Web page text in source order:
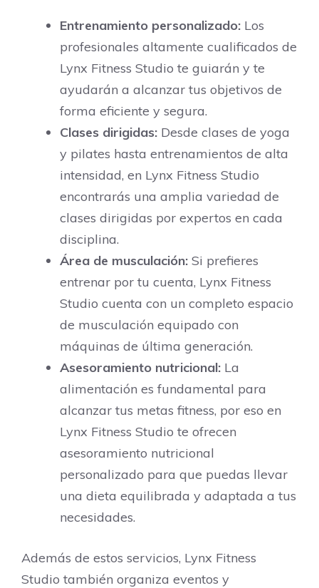
Entrenamiento personalizado: Los
profesionales altamente cualificados de
Lynx Fitness Studio te guiarán y te
ayudarán a alcanzar tus objetivos de
forma eficiente y segura.
Clases dirigidas: Desde clases de yoga
y pilates hasta entrenamientos de alta
intensidad, en Lynx Fitness Studio
encontrarás una amplia variedad de
clases dirigidas por expertos en cada
disciplina.
Área de musculación: Si prefieres
entrenar por tu cuenta, Lynx Fitness
Studio cuenta con un completo espacio
de musculación equipado con
máquinas de última generación.
Asesoramiento nutricional: La
alimentación es fundamental para
alcanzar tus metas fitness, por eso en
Lynx Fitness Studio te ofrecen
asesoramiento nutricional
personalizado para que puedas llevar
una dieta equilibrada y adaptada a tus
necesidades.
Además de estos servicios, Lynx Fitness
Studio también organiza eventos y